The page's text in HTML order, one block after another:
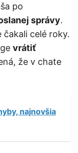
po
správy.
celé roky.
vrátiť
že v chate
najnovšia